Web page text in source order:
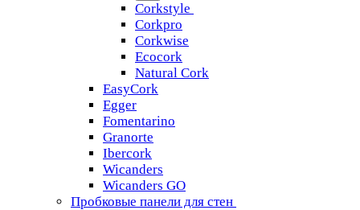
Corkstyle
Corkpro
Corkwise
Ecocork
Natural Cork
EasyCork
Egger
Fomentarino
Granorte
Ibercork
Wicanders
Wicanders GO
Пробковые панели для стен